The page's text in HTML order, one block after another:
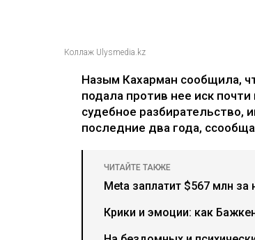
Коллаж Ulysmedia.kz
Назым Кахарман сообщила,
подала против нее иск
судебное разбирательство,
последние два года,
ЧИТАЙТЕ ТАКЖЕ
Meta заплатит $567 млн
Крики и эмоции: как